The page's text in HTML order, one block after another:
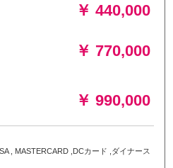
￥ 440,000
￥ 770,000
￥ 990,000
, MASTERCARD ,DCカード ,ダイナース